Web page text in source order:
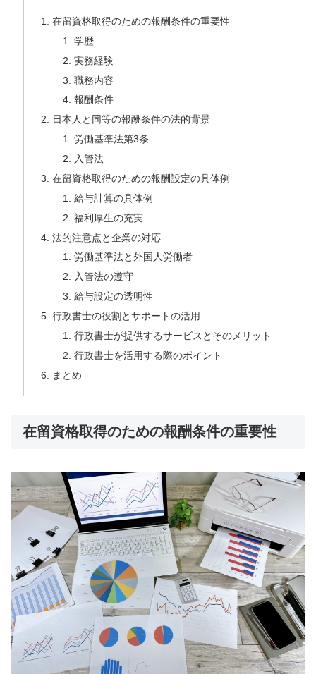
在留資格取得のための報酬条件の重要性
学歴
実務経験
職務内容
報酬条件
日本人と同等の報酬条件の法的背景
労働基準法第3条
入管法
在留資格取得のための報酬設定の具体例
給与計算の具体例
福利厚生の充実
法的注意点と企業の対応
労働基準法と外国人労働者
入管法の遵守
給与設定の透明性
行政書士の役割とサポートの活用
行政書士が提供するサービスとそのメリット
行政書士を活用する際のポイント
まとめ
在留資格取得のための報酬条件の重要性